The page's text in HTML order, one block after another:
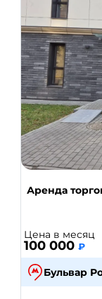
Аренда
Цена в месяц
100 000 ₽
Бульвар